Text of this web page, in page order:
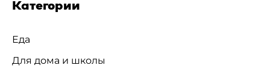
Категории
Еда
Для дома и школы